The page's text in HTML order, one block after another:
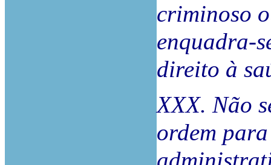
criminoso
enquadra-
direito à
XXX. Não
ordem